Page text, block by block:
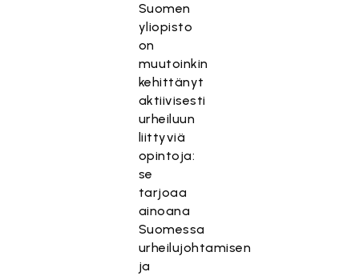
Suomen
yliopisto
on
muutoinkin
kehittänyt
aktiivisesti
urheiluun
liittyviä
opintoja:
se
tarjoaa
ainoana
Suomessa
urheilujohtamisen
ja